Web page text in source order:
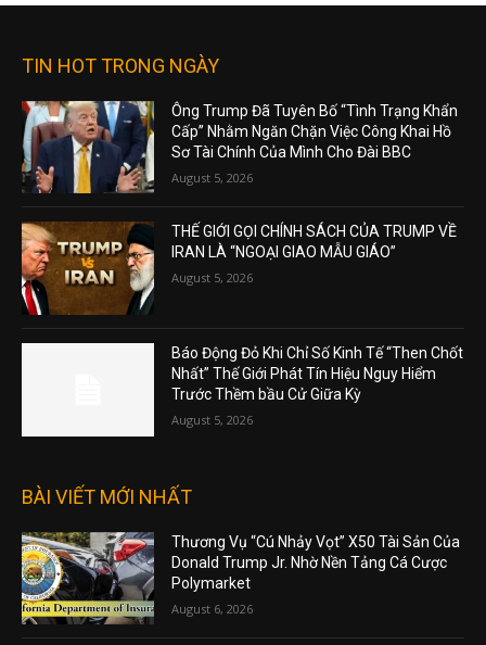
TIN HOT TRONG NGÀY
Ông Trump Đã Tuyên Bố “Tình Trạng Khẩn
Cấp” Nhằm Ngăn Chặn Việc Công Khai Hồ
Sơ Tài Chính Của Mình Cho Đài BBC
August 5, 2026
THẾ GIỚI GỌI CHÍNH SÁCH CỦA TRUMP VỀ
IRAN LÀ “NGOẠI GIAO MẪU GIÁO”
August 5, 2026
Báo Động Đỏ Khi Chỉ Số Kinh Tế “Then Chốt
Nhất” Thế Giới Phát Tín Hiệu Nguy Hiểm
Trước Thềm bầu Cử Giữa Kỳ
August 5, 2026
BÀI VIẾT MỚI NHẤT
Thương Vụ “Cú Nhảy Vọt” X50 Tài Sản Của
Donald Trump Jr. Nhờ Nền Tảng Cá Cược
Polymarket
August 6, 2026